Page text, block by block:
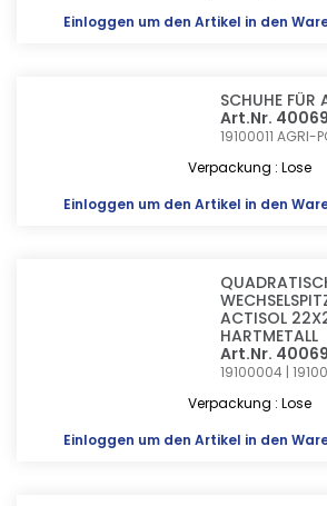
Einloggen um den Artikel in den
SCHUHE FÜR
Art.Nr.
19100011AGRI-
Verpackung : Lose
Einloggen um den Artikel in den
ACTISOL
HARTMETALL
Art.Nr.
19100004 |
Verpackung : Lose
Einloggen um den Artikel in den